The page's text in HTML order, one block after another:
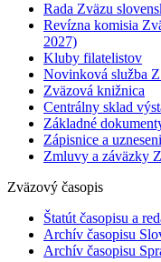
Rada Zväzu
Revízna komisia
2027)
Kluby filatelistov
Novinková služba
Zväzová knižnica
Centrálny sklad
Základné
Zápisnice a
Zmluvy a záväzky
Zväzový časopis
Štatút časopisu a
Archív časopisu
Archív časopisu